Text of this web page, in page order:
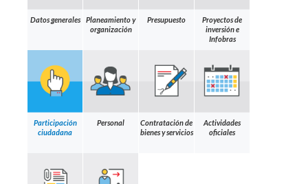
Datos generales
Planeamiento y
organización
Presupuesto
Proyectos de
inversión e
Infobras
Participación
ciudadana
Personal
Contratación de
bienes y servicios
Actividades
oficiales